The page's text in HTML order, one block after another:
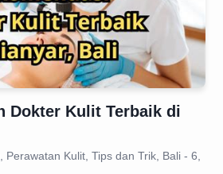
Dokter Kulit Terbaik di
Perawatan Kulit, Tips dan Trik, Bali - 6,